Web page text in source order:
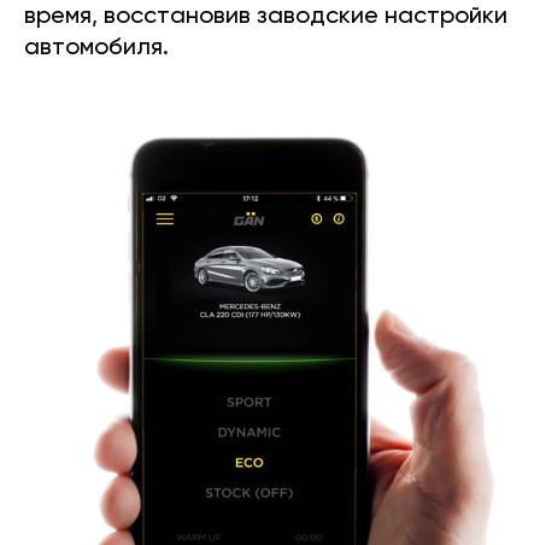
время, восстановив заводские настройки
автомобиля.